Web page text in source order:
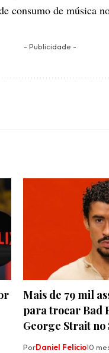
consumo de música
- Publicidade -
Mais de 79 mil
para trocar Bad
George Strait no
PorDaniel Felicio10